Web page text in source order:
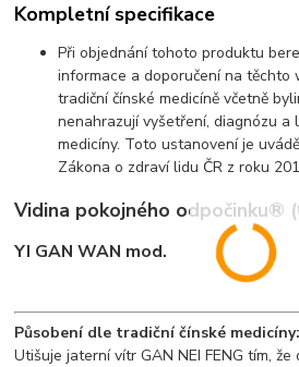
Kompletní specifikace
Při objednání tohoto produktu
informace a doporučení na těchto
tradiční čínské medicíně včetně
nenahrazují vyšetření, diagnózu a
medicíny. Toto ustanovení je
Zákona o zdraví lidu ČR z roku
Vidina pokojného odpočinku®
YI GAN WAN mod.
Působení dle tradiční čínské medicíny:
Utišuje jaterní vítr GAN NEI FENG tím,